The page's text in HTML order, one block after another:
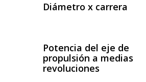
Diámetro x carrera
Potencia del eje de
propulsión a medias
revoluciones